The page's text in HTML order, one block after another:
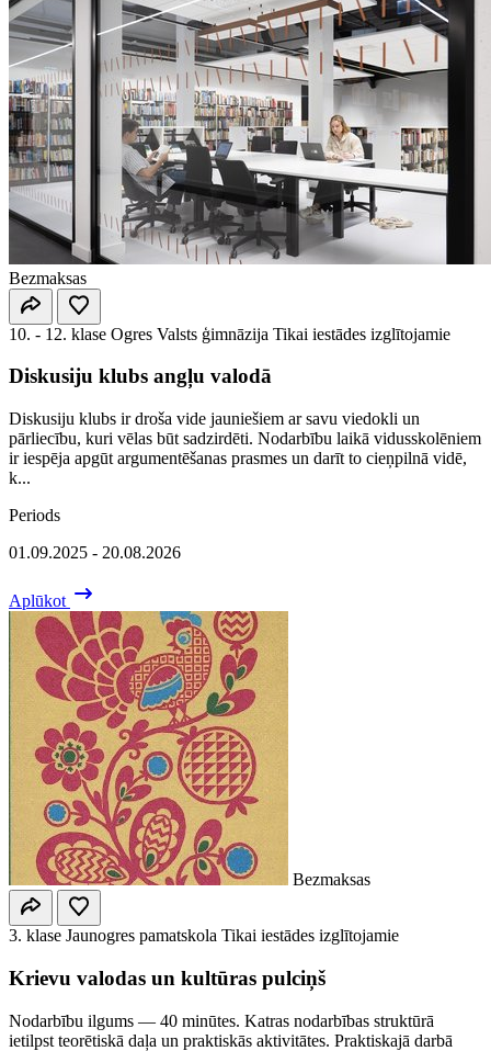
Bezmaksas
10. - 12. klase Ogres Valsts ģimnāzija Tikai iestādes izglītojamie
Diskusiju klubs angļu valodā
Diskusiju klubs ir droša vide jauniešiem ar savu viedokli un
pārliecību, kuri vēlas būt sadzirdēti. Nodarbību laikā vidusskolēniem
ir iespēja apgūt argumentēšanas prasmes un darīt to cieņpilnā vidē,
k...
Periods
01.09.2025 - 20.08.2026
Aplūkot
Bezmaksas
3. klase Jaunogres pamatskola Tikai iestādes izglītojamie
Krievu valodas un kultūras pulciņš
Nodarbību ilgums — 40 minūtes. Katras nodarbības struktūrā
ietilpst teorētiskā daļa un praktiskās aktivitātes. Praktiskajā darbā